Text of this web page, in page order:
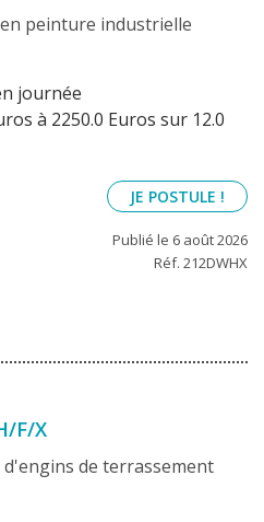
peinture industrielle
journée
à 2250.0 Euros sur 12.0
JE POSTULE !
Publié le 6 août 2026
Réf. 212DWHX
F/X
de terrassement